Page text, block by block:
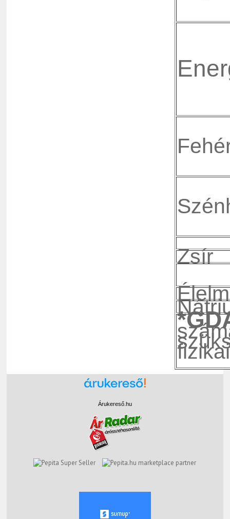
Zsír
Árukereső.hu
marketplace partner